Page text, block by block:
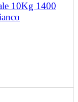
10Kg 1400